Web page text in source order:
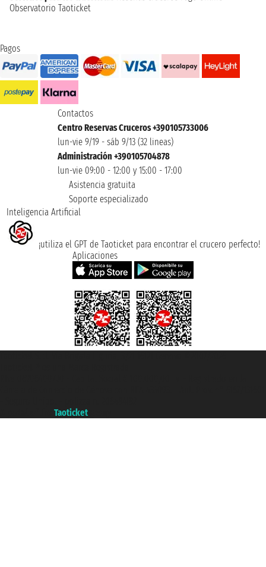
Observatorio Taoticket
Pagos
Contactos
Centro Reservas Cruceros +390105733006
lun-vie 9/19 - sáb 9/13 (32 lineas)
Administración +390105704878
lun-vie 09:00 - 12:00 y 15:00 - 17:00
Asistencia gratuita
Soporte especializado
Inteligencia Artificial
¡utiliza el GPT de Taoticket para encontrar el crucero perfecto!
Aplicaciones
Taoticket